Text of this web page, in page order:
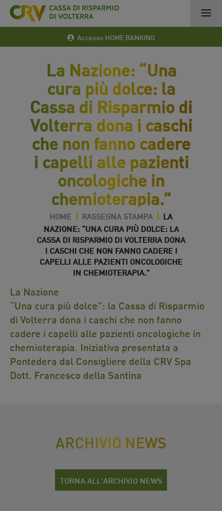
Accesso HOME BANKING
La Nazione: “Una
cura più dolce: la
Cassa di Risparmio di
Volterra dona i caschi
che non fanno cadere
i capelli alle pazienti
oncologiche in
chemioterapia.”
HOME | RASSEGNA STAMPA | LA
NAZIONE: “UNA CURA PIÙ DOLCE: LA
CASSA DI RISPARMIO DI VOLTERRA DONA
I CASCHI CHE NON FANNO CADERE I
CAPELLI ALLE PAZIENTI ONCOLOGICHE
IN CHEMIOTERAPIA.”
La Nazione
“Una cura più dolce”: la Cassa di Risparmio
di Volterra dona i caschi che non fanno
cadere i capelli alle pazienti oncologiche in
chemioterapia. Iniziativa presentata a
Pontedera dal Consigliere della CRV Spa
Dott. Francesco della Santina
ARCHIVIO NEWS
TORNA ALL'ARCHIVIO NEWS